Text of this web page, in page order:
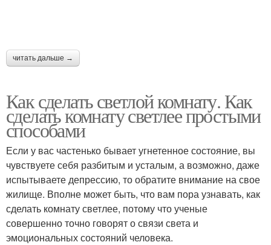
читать дальше →
Как сделать светлой комнату. Как
сделать комнату светлее простыми
способами
Если у вас частенько бывает угнетенное состояние, вы
чувствуете себя разбитым и усталым, а возможно, даже
испытываете депрессию, то обратите внимание на свое
жилище. Вполне может быть, что вам пора узнавать, как
сделать комнату светлее, потому что ученые
совершенно точно говорят о связи света и
эмоциональных состояний человека.